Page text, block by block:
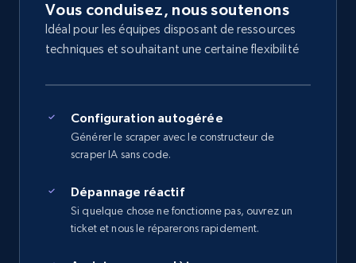
Vous conduisez, nous soutenons
Idéal pour les équipes disposant de ressources
techniques et souhaitant une certaine flexibilité
Configuration autogérée
Générer le scraper avec le constructeur de
scraper IA sans code.
Dépannage réactif
Si quelque chose ne fonctionne pas, ouvrez un
ticket et nous le réparerons rapidement.